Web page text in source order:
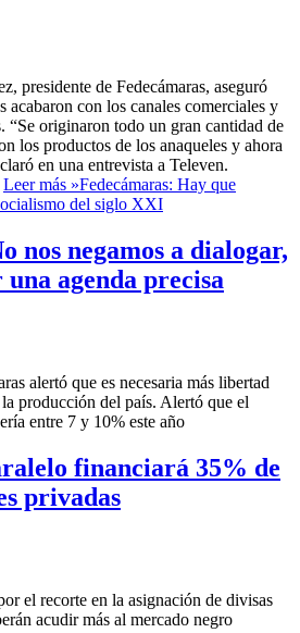
presidente de Fedecámaras, aseguró
acabaron con los canales comerciales y
“Se originaron todo un gran cantidad de
los productos de los anaqueles y ahora
en una entrevista a Televen.
Leer más »Fedecámaras: Hay que
del siglo XXI
nos negamos a dialogar,
agenda precisa
alertó que es necesaria más libertad
producción del país. Alertó que el
entre 7 y 10% este año
financiará 35% de
privadas
el recorte en la asignación de divisas
acudir más al mercado negro